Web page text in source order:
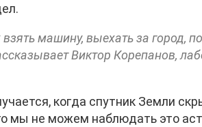
машину, выехать за город,
Виктор Корепанов,
когда спутник Земли
мы не можем наблюдать это